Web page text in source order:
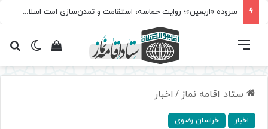
سروده‌ «اربعین»؛ روایت حماسه، استقامت و تمدن‌سازی امت اسلامی
تغییرمشاهده فهرست
ستاد اقامه نماز / اخبار
اخبار خراسان رضوی